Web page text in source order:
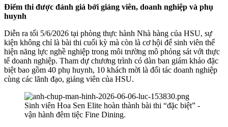
Điểm thi được đánh giá bởi giảng viên, doanh nghiệp và phụ
huynh
Diễn ra tối 5/6/2026 tại phòng thực hành Nhà hàng của HSU, sự
kiện không chỉ là bài thi cuối kỳ mà còn là cơ hội để sinh viên thể
hiện năng lực nghề nghiệp trong môi trường mô phỏng sát với thực
tế doanh nghiệp. Tham dự chương trình có dàn ban giám khảo đặc
biệt bao gồm 40 phụ huynh, 10 khách mời là đối tác doanh nghiệp
cùng các lãnh đạo, giảng viên của HSU.
Sinh viên Hoa Sen Elite hoàn thành bài thi “đặc biệt” -
vận hành đêm tiệc Fine Dining.